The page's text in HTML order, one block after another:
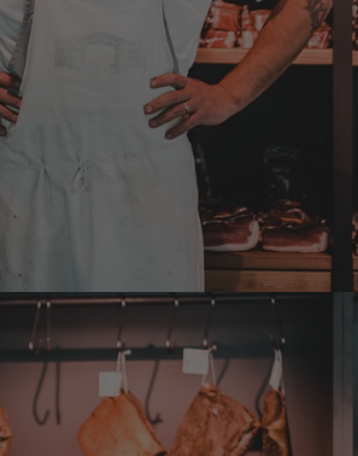
Speck 🥓 ist einfach zum reinknien. Der
wie auf Wolke sieben.
7.8.2026
Kunde
Geschmack die Lieferung und die
alles super. Bei kleinen
wurde sofort geholfen. Hier kann
bedenken bestellen.
Kunde
gute Produkte und auch eine schnelle
Produkte auch lange haltbar.